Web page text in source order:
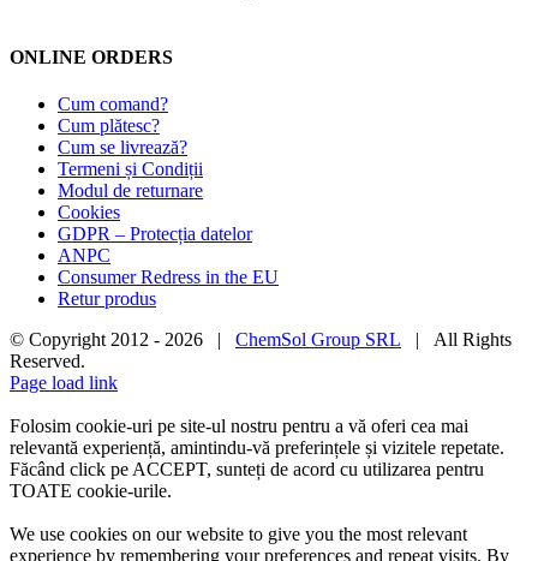
ONLINE ORDERS
Cum comand?
Cum plătesc?
Cum se livrează?
Termeni și Condiții
Modul de returnare
Cookies
GDPR – Protecția datelor
ANPC
Consumer Redress in the EU
Retur produs
© Copyright 2012 - 2026 | ChemSol Group SRL | All Rights
Reserved.
Page load link
Folosim cookie-uri pe site-ul nostru pentru a vă oferi cea mai
relevantă experiență, amintindu-vă preferințele și vizitele repetate.
Făcând click pe ACCEPT, sunteți de acord cu utilizarea pentru
TOATE cookie-urile.
We use cookies on our website to give you the most relevant
experience by remembering your preferences and repeat visits. By